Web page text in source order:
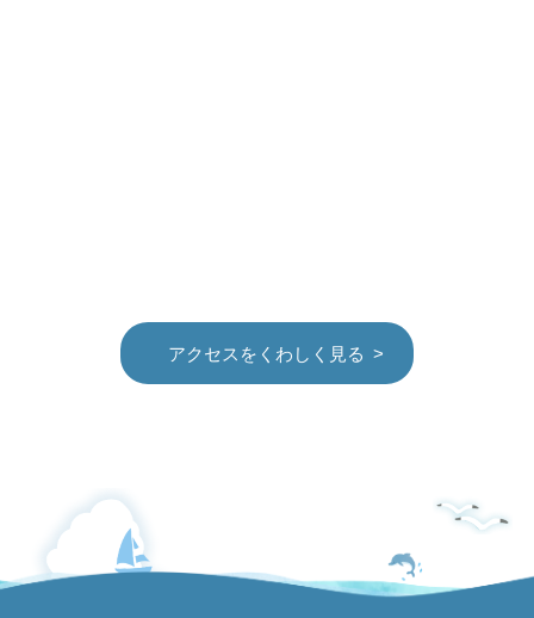
アクセスをくわしく見る